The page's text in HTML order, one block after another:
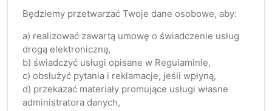
Będziemy przetwarzać Twoje dane osobowe, aby:
a) realizować zawartą umowę o świadczenie usług
drogą elektroniczną,
b) świadczyć usługi opisane w Regulaminie,
c) obsłużyć pytania i reklamacje, jeśli wpłyną,
d) przekazać materiały promujące usługi własne
administratora danych,